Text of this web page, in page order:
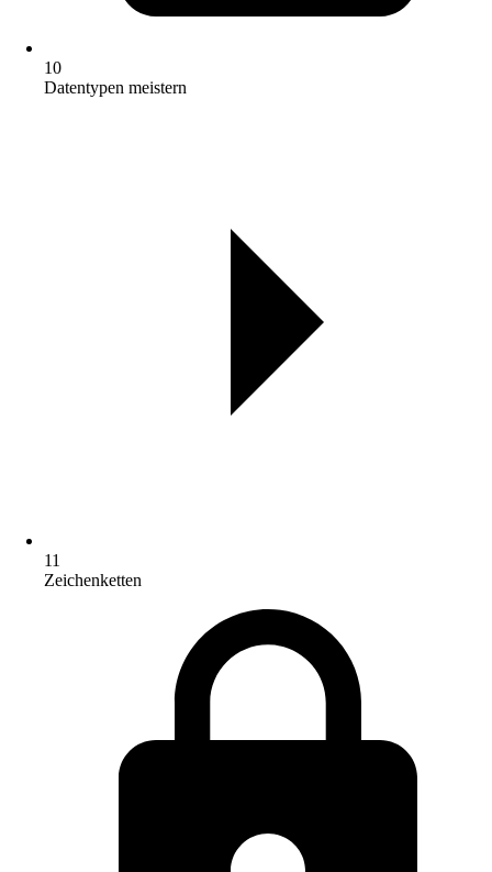
10
Datentypen meistern
11
Zeichenketten